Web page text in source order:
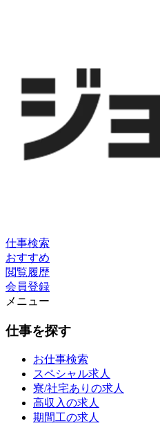
仕事検索
おすすめ
閲覧履歴
会員登録
メニュー
仕事を探す
お仕事検索
スペシャル求人
寮/社宅ありの求人
高収入の求人
期間工の求人